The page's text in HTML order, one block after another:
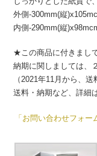
外側-300mm(縦
内側-290mm(縦
★この商品に付きまし
納期に関しましては、
（2021年11月から、送
送料・納期など、詳細
「お問い合わせフォー